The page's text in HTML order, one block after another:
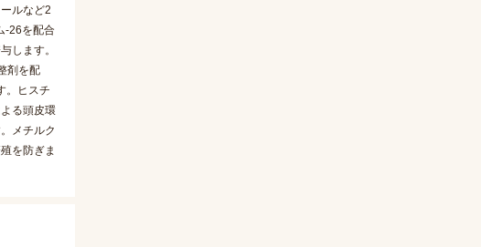
ルなど2
-26を配合
します。
剤を配
。ヒスチ
る頭皮環
メチルク
を防ぎま